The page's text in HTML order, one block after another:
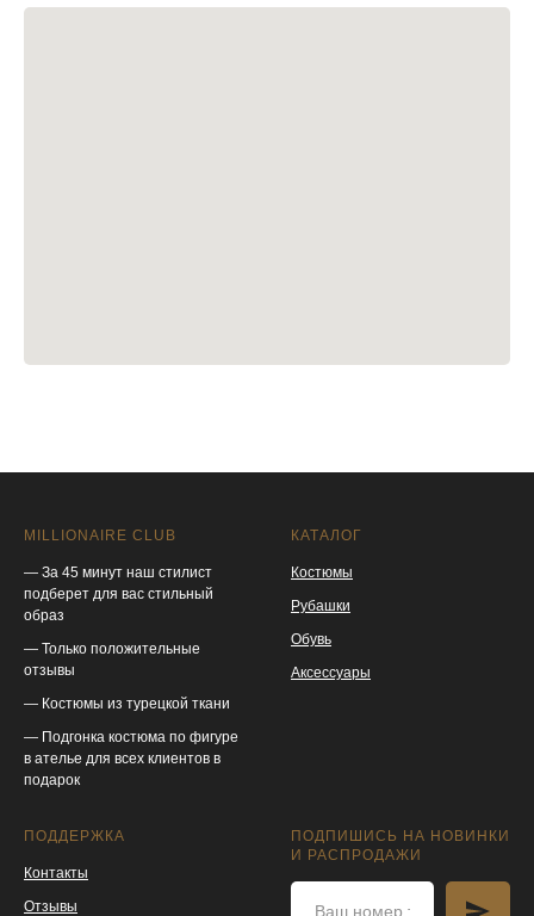
MILLIONAIRE CLUB
— За 45 минут наш стилист
подберет для вас стильный
образ
— Только положительные
отзывы
— Костюмы из турецкой ткани
— Подгонка костюма по фигуре
в ателье для всех клиентов в
подарок
КАТАЛОГ
Костюмы
Рубашки
Обувь
Аксессуары
ПОДДЕРЖКА
Контакты
Отзывы
ПОДПИШИСЬ НА НОВИНКИ
И РАСПРОДАЖИ